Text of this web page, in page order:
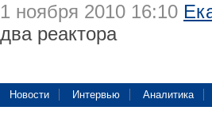
1 ноября 2010 16:10
два реактора
Новости Интервью Аналитика